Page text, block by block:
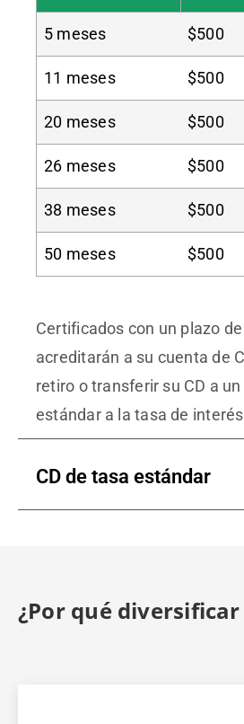
5 meses $500
11 meses $500
20 meses $500
26 meses $500
38 meses $500
50 meses $500
Certificados con un plazo
acreditarán a su cuenta de
retiro o transferir su CD a
estándar a la tasa de
CD de tasa estándar
¿Por qué